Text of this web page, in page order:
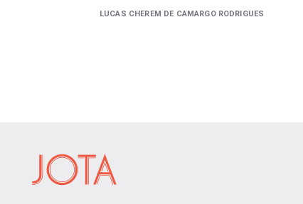
LUCAS CHEREM DE CAMARGO RODRIGUES